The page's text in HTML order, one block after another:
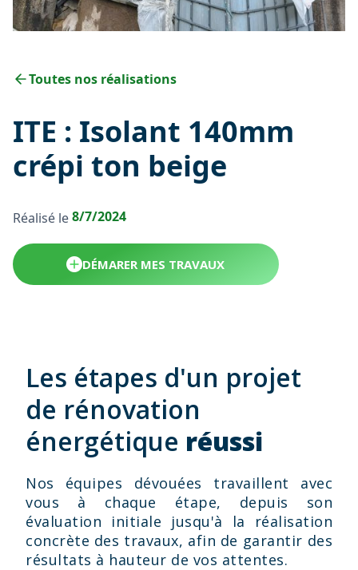
Toutes nos réalisations
ITE : Isolant 140mm
crépi ton beige
Réalisé le8/7/2024
DÉMARER MES TRAVAUX
Les étapes d'un projet
de rénovation
énergétique réussi
Nos équipes dévouées travaillent avec
vous à chaque étape, depuis son
évaluation initiale jusqu'à la réalisation
concrète des travaux, afin de garantir des
résultats à hauteur de vos attentes.